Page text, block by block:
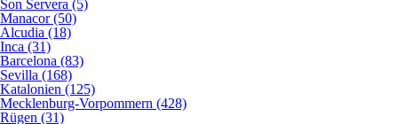
Son Servera (5)
Manacor (50)
Alcudia (18)
Inca (31)
Barcelona (83)
Sevilla (168)
Katalonien (125)
Mecklenburg-Vorpommern (428)
Rügen (31)